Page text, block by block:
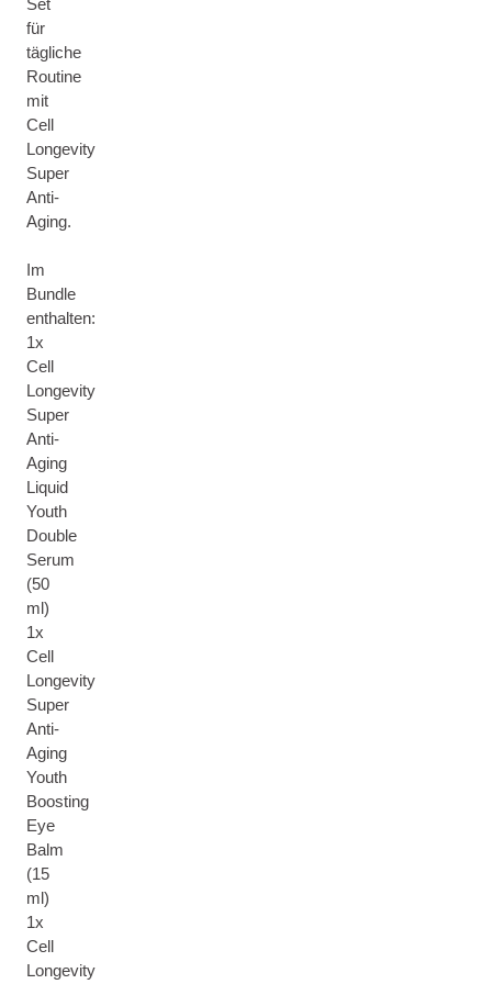
Set
für
tägliche
Routine
mit
Cell
Longevity
Super
Anti-
Aging.
Im
Bundle
enthalten:
1x
Cell
Longevity
Super
Anti-
Aging
Liquid
Youth
Double
Serum
(50
ml)
1x
Cell
Longevity
Super
Anti-
Aging
Youth
Boosting
Eye
Balm
(15
ml)
1x
Cell
Longevity